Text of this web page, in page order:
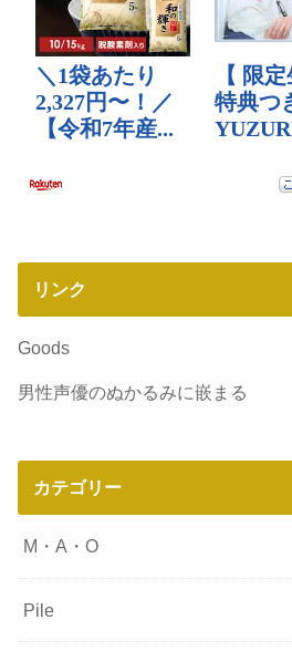
リンク
Goods
男性声優のぬかるみに嵌まる
カテゴリー
M・A・O
Pile